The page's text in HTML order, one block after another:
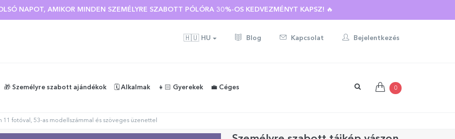
NAPOT, AMIKOR MINDEN SZEMÉLYRE SZABOTT PÓLÓRA 30%-OS KEDVEZMÉNYT KAPSZ! 🔥
🇭🇺 HU Blog Kapcsolat Bejelentkezés
🎁 Személyre szabott ajándékok 🗓️ Alkalmak 👧🏻 Gyerekek 💼 Céges 0
11 fotóval, 53-as modellszámmal és szöveges üzenettel